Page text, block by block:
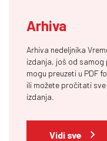
Arhiva
Arhiva nedeljnika
izdanja, još od
mogu preuzeti u PDF
ili možete pročitati
izdanja.
Vidi sve